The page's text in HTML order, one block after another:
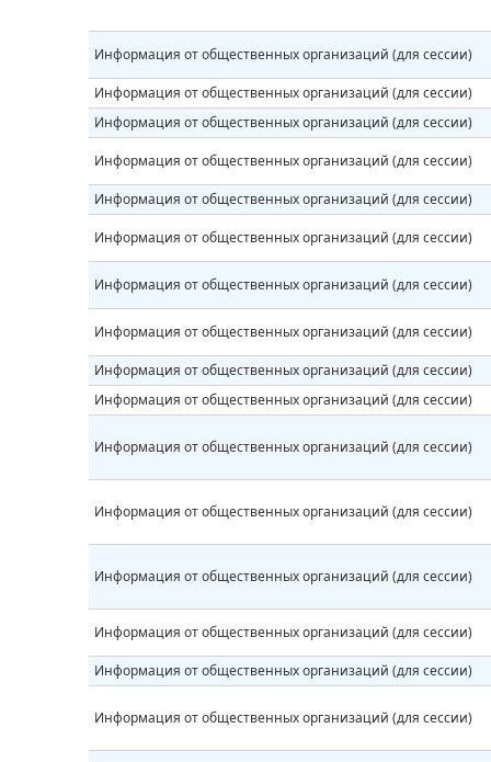
Информация от общественных организаций (для сессии)
Информация от общественных организаций (для сессии)
Информация от общественных организаций (для сессии)
Информация от общественных организаций (для сессии)
Информация от общественных организаций (для сессии)
Информация от общественных организаций (для сессии)
Информация от общественных организаций (для сессии)
Информация от общественных организаций (для сессии)
Информация от общественных организаций (для сессии)
Информация от общественных организаций (для сессии)
Информация от общественных организаций (для сессии)
Информация от общественных организаций (для сессии)
Информация от общественных организаций (для сессии)
Информация от общественных организаций (для сессии)
Информация от общественных организаций (для сессии)
Информация от общественных организаций (для сессии)